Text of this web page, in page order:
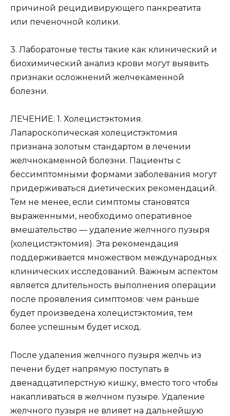
причиной рецидивирующего панкреатита
или печеночной колики.
3. Лаборатоные тесты такие как клинический и
биохимический анализ крови могут выявить
признаки осложнений желчекаменной
болезни.
ЛЕЧЕНИЕ: 1. Холецистэктомия.
Лапароскопическая холецистэктомия
признана золотым стандартом в лечении
желчнокаменной болезни. Пациенты с
бессимптомными формами заболевания могут
придерживаться диетических рекомендаций.
Тем не менее, если симптомы становятся
выраженными, необходимо оперативное
вмешательство — удаление желчного пузыря
(холецистэктомия). Эта рекомендация
поддерживается множеством международных
клинических исследований. Важным аспектом
является длительность выполнения операции
после проявления симптомов: чем раньше
будет произведена холецистэктомия, тем
более успешным будет исход.
После удаления желчного пузыря желчь из
печени будет напрямую поступать в
двенадцатиперстную кишку, вместо того чтобы
накапливаться в желчном пузыре. Удаление
желчного пузыря не влияет на дальнейшую